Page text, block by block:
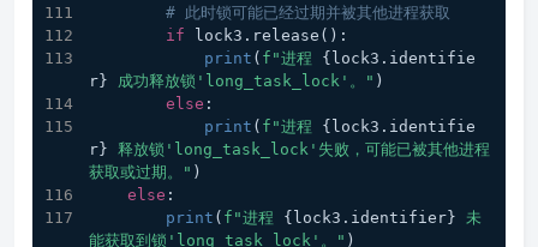
# 此时锁可能已经过期并被其他进程获取
if lock3.release():
print ( f"进程 {lock3.identifie
r} 成功释放锁'long_task_lock'。" )
else :
print ( f"进程 {lock3.identifie
r} 释放锁'long_task_lock'失败，可能已被其他进程
获取或过期。" )
else :
print ( f"进程 {lock3.identifier} 未
能获取到锁'long_task_lock'。" )